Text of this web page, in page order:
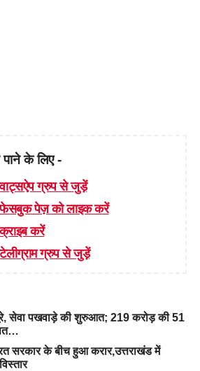
के लिए -
ग्रुप से जुड़ें
पेज़ को लाइक करें
करें
ग्रुप से जुड़ें
सेवा पखवाड़े की शुरुआत; 219 करोड़ की 51
सरकार के बीच हुआ करार,उत्तराखंड में